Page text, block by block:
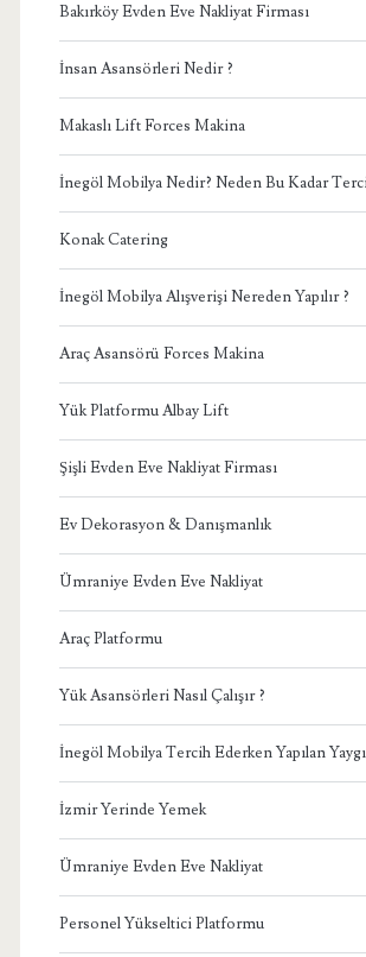
Bakırköy Evden Eve Nakliyat Firması
İnsan Asansörleri Nedir ?
Makaslı Lift Forces Makina
İnegöl Mobilya Nedir? Neden Bu Kadar
Konak Catering
İnegöl Mobilya Alışverişi Nereden Yapılır ?
Araç Asansörü Forces Makina
Yük Platformu Albay Lift
Şişli Evden Eve Nakliyat Firması
Ev Dekorasyon & Danışmanlık
Ümraniye Evden Eve Nakliyat
Araç Platformu
Yük Asansörleri Nasıl Çalışır ?
İnegöl Mobilya Tercih Ederken Yapılan
İzmir Yerinde Yemek
Ümraniye Evden Eve Nakliyat
Personel Yükseltici Platformu